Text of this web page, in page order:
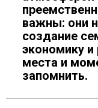
важны: они
создание
экономику и
места и
запомнить.